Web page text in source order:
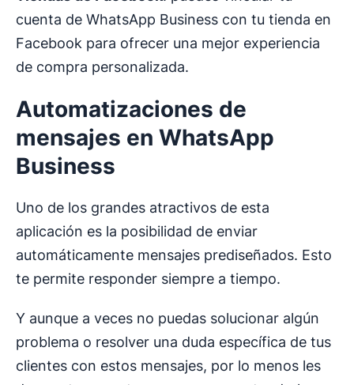
cuenta de WhatsApp Business con tu tienda en
Facebook para ofrecer una mejor experiencia
de compra personalizada.
Automatizaciones de
mensajes en WhatsApp
Business
Uno de los grandes atractivos de esta
aplicación es la posibilidad de enviar
automáticamente mensajes prediseñados. Esto
te permite responder siempre a tiempo.
Y aunque a veces no puedas solucionar algún
problema o resolver una duda específica de tus
clientes con estos mensajes, por lo menos les